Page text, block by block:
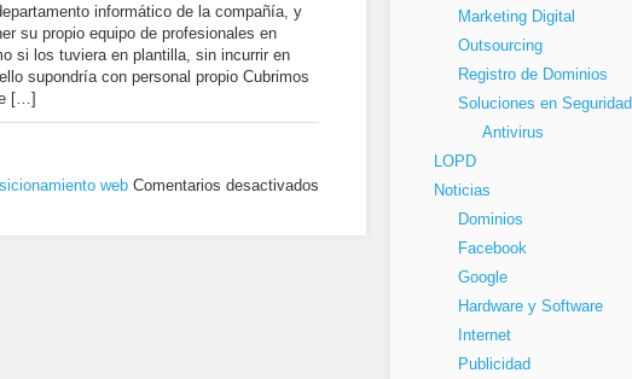
informático de la compañía, y
su propio equipo de profesionales en
si los tuviera en plantilla, sin incurrir en
supondría con personal propio Cubrimos
[…]
web Comentarios desactivados
Marketing Digital
Outsourcing
Registro de Dominios
Soluciones en Seguridad
Antivirus
LOPD
Noticias
Dominios
Facebook
Google
Hardware y Software
Internet
Publicidad